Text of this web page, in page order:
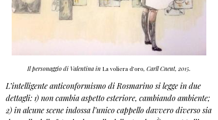
Il personaggio di Valentina in La voliera d'oro, Carll Cneut, 2015.
L’intelligente anticonformismo di Rosmarino si legge in due
dettagli: 1) non cambia aspetto esteriore, cambiando ambiente;
2) in alcune scene indossa l’unico cappello davvero diverso sia